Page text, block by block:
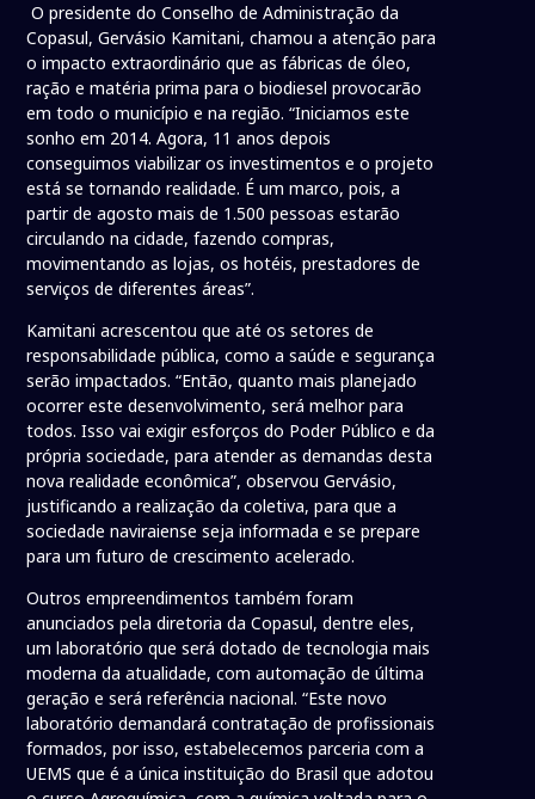
O presidente do Conselho de Administração da
Copasul, Gervásio Kamitani, chamou a atenção para
o impacto extraordinário que as fábricas de óleo,
ração e matéria prima para o biodiesel provocarão
em todo o município e na região. “Iniciamos este
sonho em 2014. Agora, 11 anos depois
conseguimos viabilizar os investimentos e o projeto
está se tornando realidade. É um marco, pois, a
partir de agosto mais de 1.500 pessoas estarão
circulando na cidade, fazendo compras,
movimentando as lojas, os hotéis, prestadores de
serviços de diferentes áreas”.
Kamitani acrescentou que até os setores de
responsabilidade pública, como a saúde e segurança
serão impactados. “Então, quanto mais planejado
ocorrer este desenvolvimento, será melhor para
todos. Isso vai exigir esforços do Poder Público e da
própria sociedade, para atender as demandas desta
nova realidade econômica”, observou Gervásio,
justificando a realização da coletiva, para que a
sociedade naviraiense seja informada e se prepare
para um futuro de crescimento acelerado.
Outros empreendimentos também foram
anunciados pela diretoria da Copasul, dentre eles,
um laboratório que será dotado de tecnologia mais
moderna da atualidade, com automação de última
geração e será referência nacional. “Este novo
laboratório demandará contratação de profissionais
formados, por isso, estabelecemos parceria com a
UEMS que é a única instituição do Brasil que adotou